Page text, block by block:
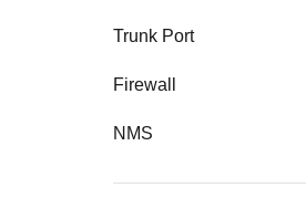
Trunk Port
Firewall
NMS